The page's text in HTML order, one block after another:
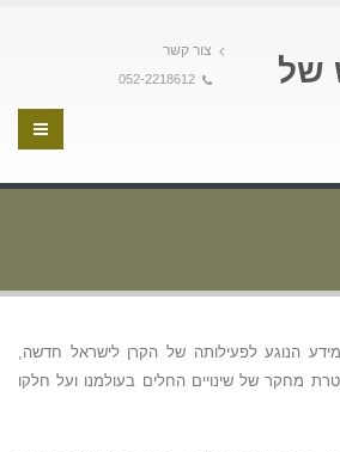
של
צור קשר
052-2218612
הנוגע לפעילותה של הקרן לישראל חדשה,
מחקר של שינויים החלים בעולמנו ועל חלקו